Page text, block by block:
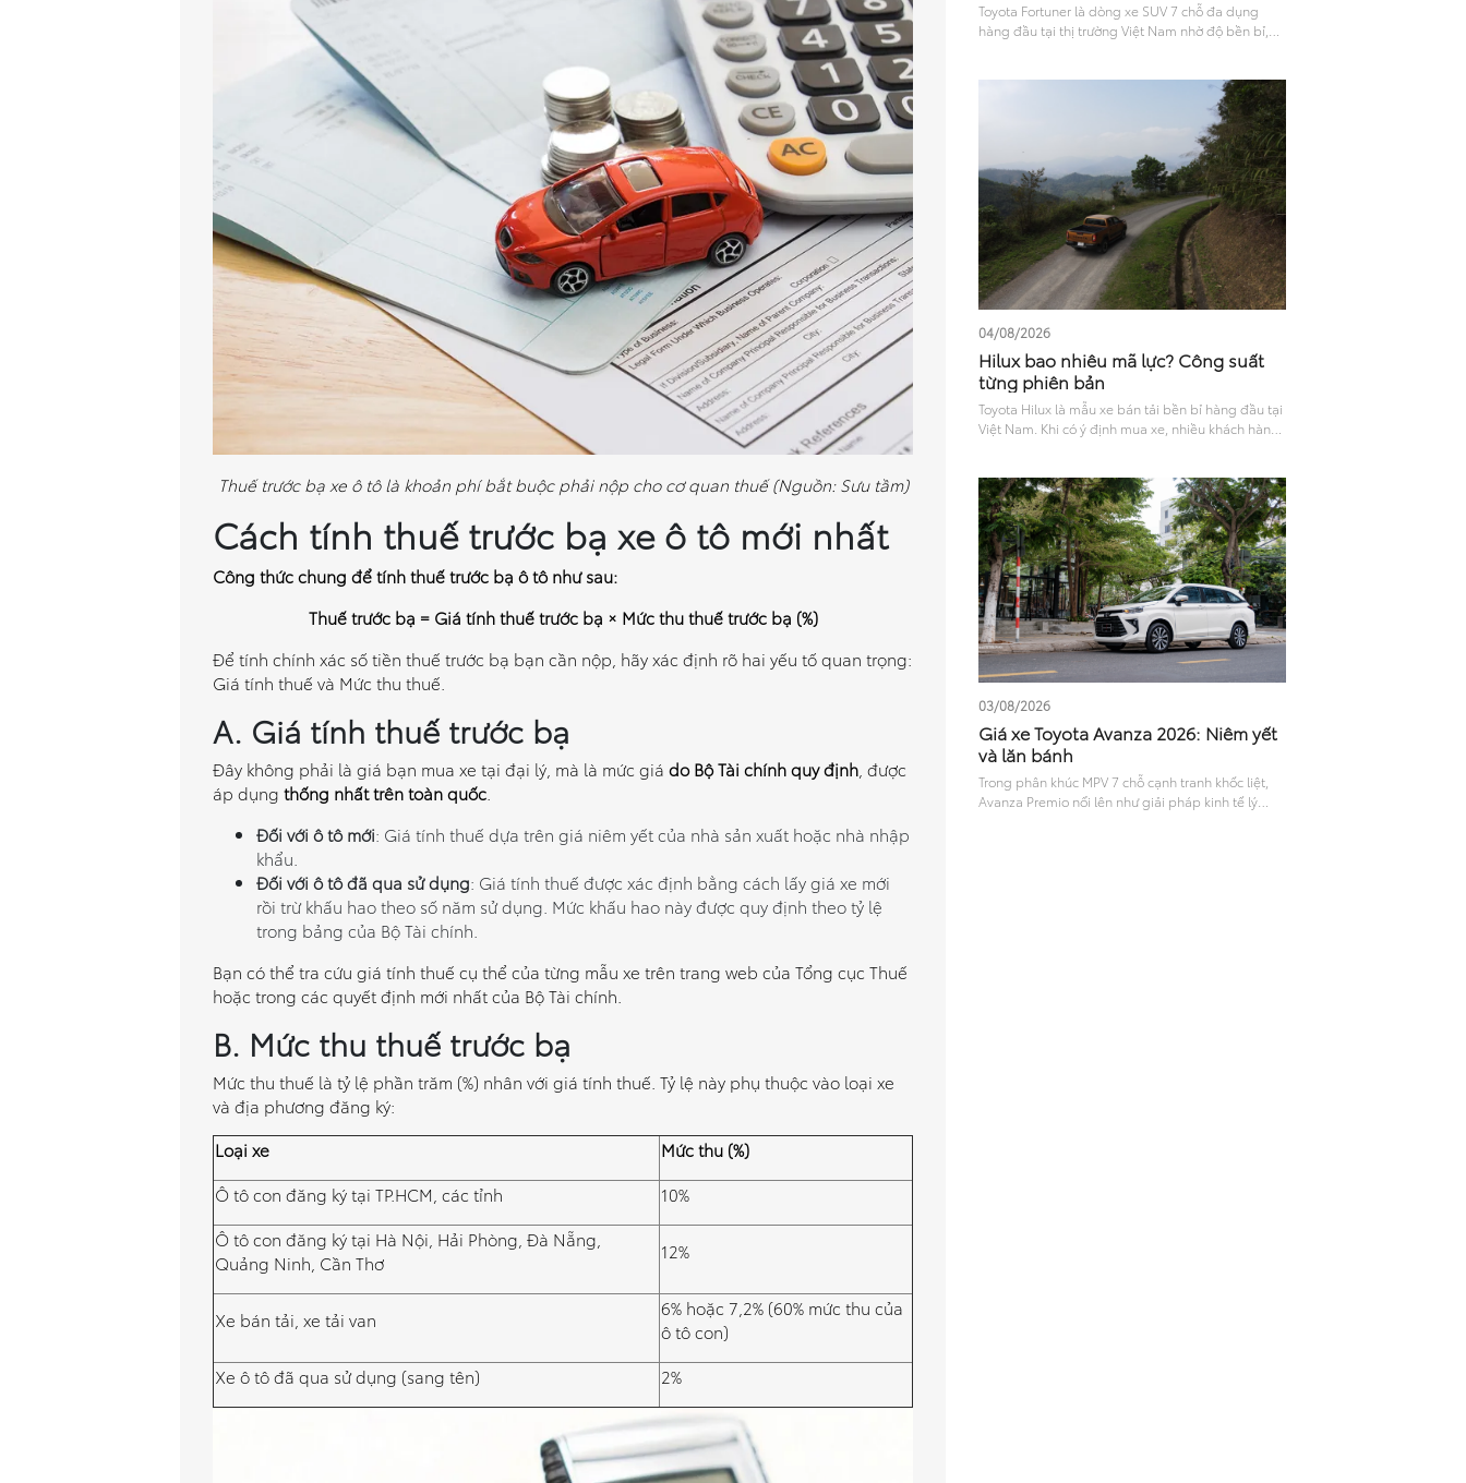
Thuế trước bạ xe ô tô là khoản phí bắt buộc phải nộp cho cơ quan thuế (Nguồn: Sưu tầm)
Cách tính thuế trước bạ xe ô tô mới nhất
Công thức chung để tính thuế trước bạ ô tô như sau:
Thuế trước bạ = Giá tính thuế trước bạ × Mức thu thuế trước bạ (%)
Để tính chính xác số tiền thuế trước bạ bạn cần nộp, hãy xác định rõ hai yếu tố quan trọng:
Giá tính thuế và Mức thu thuế.
A. Giá tính thuế trước bạ
Đây không phải là giá bạn mua xe tại đại lý, mà là mức giá do Bộ Tài chính quy định , được
áp dụng thống nhất trên toàn quốc
Đối với ô tô mới: Giá tính thuế dựa trên giá niêm yết của nhà sản xuất hoặc nhà nhập
khẩu.
Đối với ô tô đã qua sử dụng: Giá tính thuế được xác định bằng cách lấy giá xe mới
rồi trừ khấu hao theo số năm sử dụng. Mức khấu hao này được quy định theo tỷ lệ
trong bảng của Bộ Tài chính.
Bạn có thể tra cứu giá tính thuế cụ thể của từng mẫu xe trên trang web của Tổng cục Thuế
hoặc trong các quyết định mới nhất của Bộ Tài chính.
B. Mức thu thuế trước bạ
Mức thu thuế là tỷ lệ phần trăm (%) nhân với giá tính thuế. Tỷ lệ này phụ thuộc vào loại xe
và địa phương đăng ký:
Loại xe
Mức thu (%)
Ô tô con đăng ký tại TP.HCM, các tỉnh
10%
Ô tô con đăng ký tại Hà Nội, Hải Phòng, Đà Nẵng,
Quảng Ninh, Cần Thơ
12%
Xe bán tải, xe tải van
6% hoặc 7,2% (60% mức thu của
ô tô con)
Xe ô tô đã qua sử dụng (sang tên)
2%
Toyota Fortuner là dòng xe SUV 7 chỗ đa dụng
hàng đầu tại thị trường Việt Nam nhờ độ bền bỉ,
trường, Fortuner đã không ngừng cải tiến về mọi
mặt. Tìm hiểu các đời xe Fortuner tại Việt Nam qua
các mốc nâng cấp, thay đổi về thiết kế, tiện nghi,
vận hành và phiên bản hiện tại sẽ giúp bạn có cái
nhìn toàn diện để đưa ra lựa chọn phù hợp.
04/08/2026
Hilux bao nhiêu mã lực? Công suất
từng phiên bản
Toyota Hilux là mẫu xe bán tải bền bỉ hàng đầu tại
Việt Nam. Khi có ý định mua xe, nhiều khách hàng
phố? Bài viết sau sẽ phân tích chi tiết khả năng
vận hành và trang bị an toàn, giúp bạn chọn ra
phiên bản phù hợp nhất..
03/08/2026
Giá xe Toyota Avanza 2026: Niêm yết
và lăn bánh
Trong phân khúc MPV 7 chỗ cạnh tranh khốc liệt,
Avanza Premio nổi lên như giải pháp kinh tế lý